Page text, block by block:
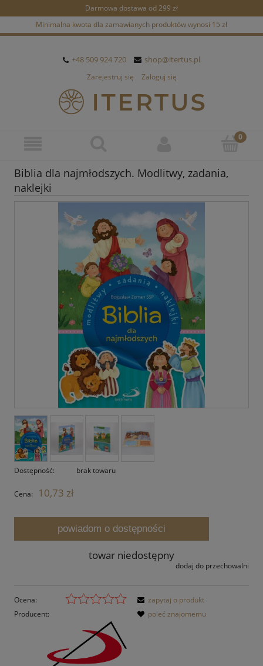
Darmowa dostawa od 299 zł
Minimalna kwota dla zamawianych produktów wynosi 15 zł
+48 509 924 720 shop@itertus.pl
Zarejestruj się Zaloguj się
Biblia dla najmłodszych. Modlitwy, zadania,
naklejki
Dostępność: brak towaru
Cena: 10,73 zł
powiadom o dostępności
towar niedostępny
dodaj do przechowalni
Ocena:
Producent:
zapytaj o produkt
poleć znajomemu